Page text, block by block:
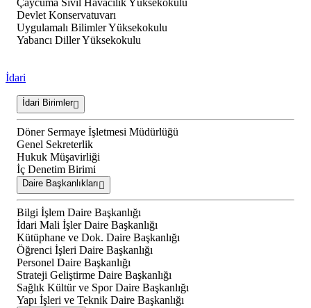
Çaycuma Sivil Havacılık Yüksekokulu
Devlet Konservatuvarı
Uygulamalı Bilimler Yüksekokulu
Yabancı Diller Yüksekokulu
İdari
İdari Birimler
Döner Sermaye İşletmesi Müdürlüğü
Genel Sekreterlik
Hukuk Müşavirliği
İç Denetim Birimi
Daire Başkanlıkları
Bilgi İşlem Daire Başkanlığı
İdari Mali İşler Daire Başkanlığı
Kütüphane ve Dok. Daire Başkanlığı
Öğrenci İşleri Daire Başkanlığı
Personel Daire Başkanlığı
Strateji Geliştirme Daire Başkanlığı
Sağlık Kültür ve Spor Daire Başkanlığı
Yapı İşleri ve Teknik Daire Başkanlığı